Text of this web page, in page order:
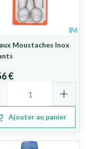
Moustaches Inox
€
Ajouter au panier